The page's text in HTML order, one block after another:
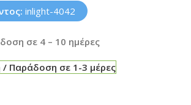
inlight-4042
σε 4 – 10 ημέρες
Παράδοση σε 1-3 μέρες